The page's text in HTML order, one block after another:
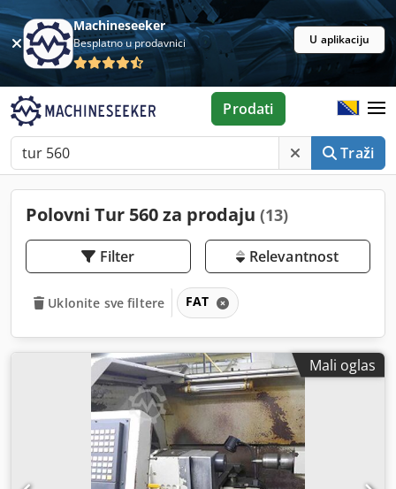
Machineseeker
Besplatno u prodavnici U aplikaciju
Traži
Prodati
Polovni Tur 560 za prodaju (13)
Filter Relevantnost
Uklonite sve filtere FAT
Mali oglas